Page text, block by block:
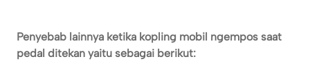
Penyebab lainnya ketika kopling mobil ngempos saat
pedal ditekan yaitu sebagai berikut: